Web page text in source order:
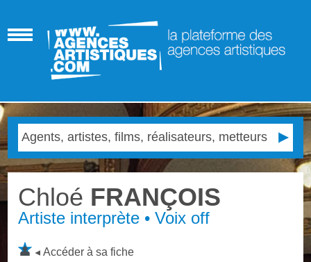
Chloé FRANÇOIS
Artiste interprète • Voix off
Accéder à sa fiche